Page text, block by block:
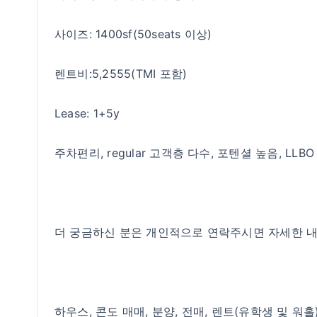
사이즈: 1400sf(50seats 이상)
렌트비:5,2555(TMI 포함)
Lease: 1+5y
주차편리, regular 고객층 다수, 포텐셜 높음, LLBO
더 궁금하신 분은 개인적으로 연락주시면 자세한
하우스, 콘도 매매, 분양, 전매, 렌트(유학생 및 워홀)